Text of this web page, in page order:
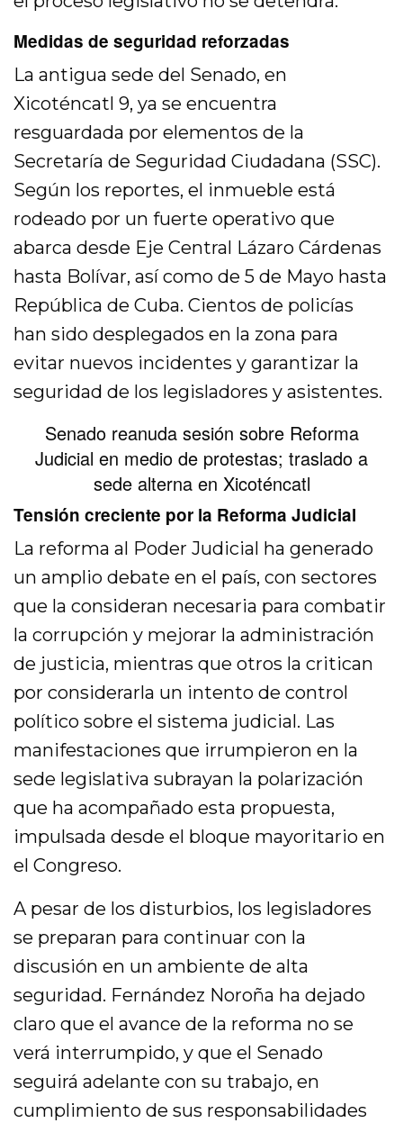
Medidas de seguridad reforzadas
La antigua sede del Senado, en
Xicoténcatl 9, ya se encuentra
resguardada por elementos de la
Secretaría de Seguridad Ciudadana (SSC).
Según los reportes, el inmueble está
rodeado por un fuerte operativo que
abarca desde Eje Central Lázaro Cárdenas
hasta Bolívar, así como de 5 de Mayo hasta
República de Cuba. Cientos de policías
han sido desplegados en la zona para
evitar nuevos incidentes y garantizar la
seguridad de los legisladores y asistentes.
Senado reanuda sesión sobre Reforma
Judicial en medio de protestas; traslado a
sede alterna en Xicoténcatl
Tensión creciente por la Reforma Judicial
La reforma al Poder Judicial ha generado
un amplio debate en el país, con sectores
que la consideran necesaria para combatir
la corrupción y mejorar la administración
de justicia, mientras que otros la critican
por considerarla un intento de control
político sobre el sistema judicial. Las
manifestaciones que irrumpieron en la
sede legislativa subrayan la polarización
que ha acompañado esta propuesta,
impulsada desde el bloque mayoritario en
el Congreso.
A pesar de los disturbios, los legisladores
se preparan para continuar con la
discusión en un ambiente de alta
seguridad. Fernández Noroña ha dejado
claro que el avance de la reforma no se
verá interrumpido, y que el Senado
seguirá adelante con su trabajo, en
cumplimiento de sus responsabilidades